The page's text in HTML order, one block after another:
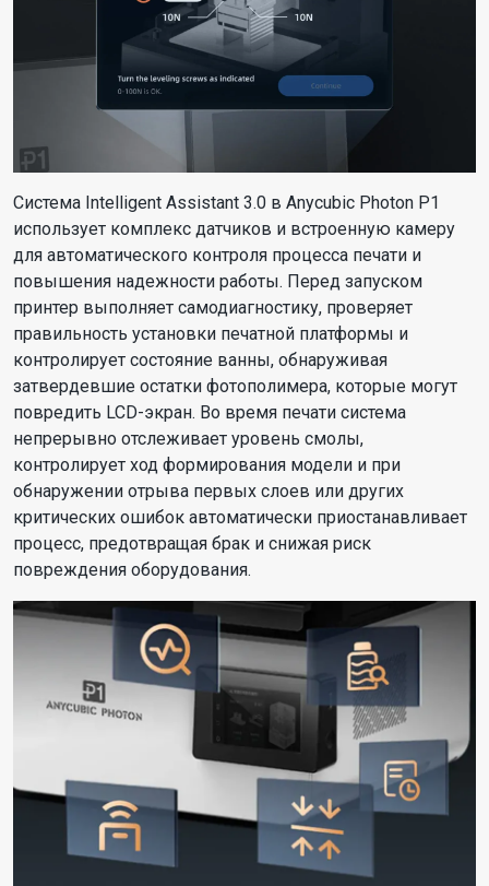
Система Intelligent Assistant 3.0 в Anycubic Photon P1
использует комплекс датчиков и встроенную камеру
для автоматического контроля процесса печати и
повышения надежности работы. Перед запуском
принтер выполняет самодиагностику, проверяет
правильность установки печатной платформы и
контролирует состояние ванны, обнаруживая
затвердевшие остатки фотополимера, которые могут
повредить LCD-экран. Во время печати система
непрерывно отслеживает уровень смолы,
контролирует ход формирования модели и при
обнаружении отрыва первых слоев или других
критических ошибок автоматически приостанавливает
процесс, предотвращая брак и снижая риск
повреждения оборудования.